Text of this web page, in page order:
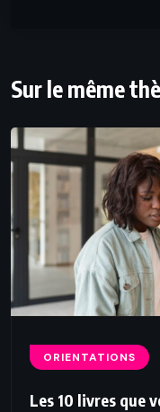
Sur le même
ORIENTATIONS
Les 10 livres que